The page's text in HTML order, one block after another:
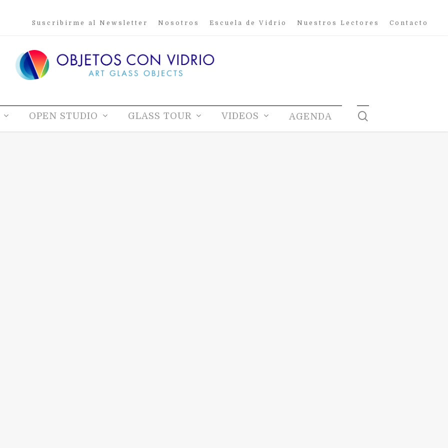
Suscribirme al Newsletter Nosotros Escuela de Vidrio Nuestros Lectores Contacto
OPEN STUDIO GLASS TOUR VIDEOS AGENDA